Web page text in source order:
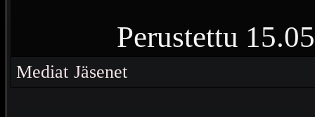
Perustettu
Vierailuja
Mediat Jäsenet